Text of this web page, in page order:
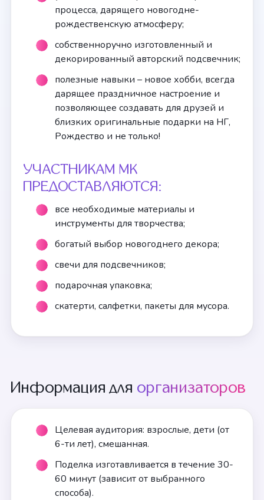
процесса, дарящего новогодне-
рождественскую атмосферу;
собственноручно изготовленный и
декорированный авторский подсвечник;
полезные навыки – новое хобби, всегда
дарящее праздничное настроение и
позволяющее создавать для друзей и
близких оригинальные подарки на НГ,
Рождество и не только!
УЧАСТНИКАМ МК
ПРЕДОСТАВЛЯЮТСЯ:
все необходимые материалы и
инструменты для творчества;
богатый выбор новогоднего декора;
свечи для подсвечников;
подарочная упаковка;
скатерти, салфетки, пакеты для мусора.
Информация для организаторов
Целевая аудитория: взрослые, дети (от
6-ти лет), смешанная.
Поделка изготавливается в течение 30-
60 минут (зависит от выбранного
способа).